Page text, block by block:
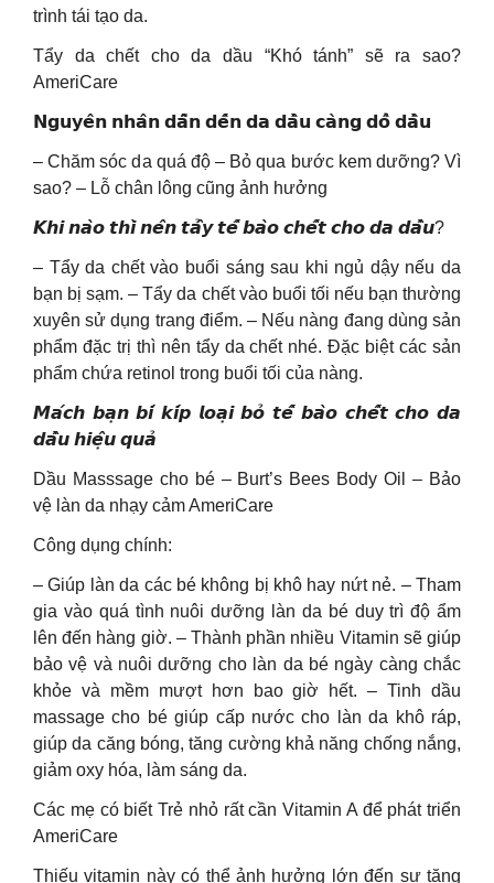
trình tái tạo da.
Tẩy da chết cho da dầu “Khó tánh” sẽ ra sao?
AmeriCare
𝗡𝗴𝘂𝘆𝗲̂𝗻 𝗻𝗵𝗮̂𝗻 𝗱𝗮̂̃𝗻 𝗱𝗲̂́𝗻 𝗱𝗮 𝗱𝗮̂̀𝘂 𝗰𝗮̀𝗻𝗴 𝗱𝗼̂̉ 𝗱𝗮̂̀𝘂
– Chăm sóc da quá độ – Bỏ qua bước kem dưỡng? Vì
sao? – Lỗ chân lông cũng ảnh hưởng
𝙆𝙝𝙞 𝙣𝙖̀𝙤 𝙩𝙝𝙞̀ 𝙣𝙚̂𝙣 𝙩𝙖̂̉𝙮 𝙩𝙚̂́ 𝙗𝙖̀𝙤 𝙘𝙝𝙚̂́𝙩 𝙘𝙝𝙤 𝙙𝙖 𝙙𝙖̂̀𝙪?
– Tẩy da chết vào buổi sáng sau khi ngủ dậy nếu da
bạn bị sạm. – Tẩy da chết vào buổi tối nếu bạn thường
xuyên sử dụng trang điểm. – Nếu nàng đang dùng sản
phẩm đặc trị thì nên tẩy da chết nhé. Đặc biệt các sản
phẩm chứa retinol trong buổi tối của nàng.
𝙈𝙖́𝙘𝙝 𝙗𝙖̣𝙣 𝙗𝙞́ 𝙠𝙞́𝙥 𝙡𝙤𝙖̣𝙞 𝙗𝙤̉ 𝙩𝙚̂́ 𝙗𝙖̀𝙤 𝙘𝙝𝙚̂́𝙩 𝙘𝙝𝙤 𝙙𝙖
𝙙𝙖̂̀𝙪 𝙝𝙞𝙚̣̂𝙪 𝙦𝙪𝙖̉
Dầu Masssage cho bé – Burt’s Bees Body Oil – Bảo
vệ làn da nhạy cảm AmeriCare
Công dụng chính:
– Giúp làn da các bé không bị khô hay nứt nẻ. – Tham
gia vào quá tình nuôi dưỡng làn da bé duy trì độ ẩm
lên đến hàng giờ. – Thành phần nhiều Vitamin sẽ giúp
bảo vệ và nuôi dưỡng cho làn da bé ngày càng chắc
khỏe và mềm mượt hơn bao giờ hết. – Tinh dầu
massage cho bé giúp cấp nước cho làn da khô ráp,
giúp da căng bóng, tăng cường khả năng chống nắng,
giảm oxy hóa, làm sáng da.
Các mẹ có biết Trẻ nhỏ rất cần Vitamin A để phát triển
AmeriCare
Thiếu vitamin này có thể ảnh hưởng lớn đến sự tăng